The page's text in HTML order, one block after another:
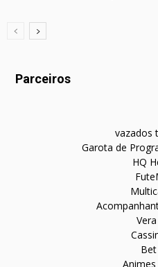
Parceiros
vazados
Garota de
HQ